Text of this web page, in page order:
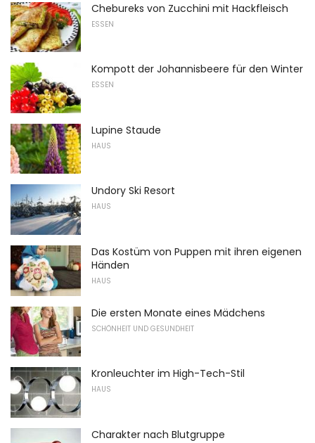
Chebureks von Zucchini mit Hackfleisch
ESSEN
Kompott der Johannisbeere für den Winter
ESSEN
Lupine Staude
HAUS
Undory Ski Resort
HAUS
Das Kostüm von Puppen mit ihren eigenen
Händen
HAUS
Die ersten Monate eines Mädchens
SCHÖNHEIT UND GESUNDHEIT
Kronleuchter im High-Tech-Stil
HAUS
Charakter nach Blutgruppe